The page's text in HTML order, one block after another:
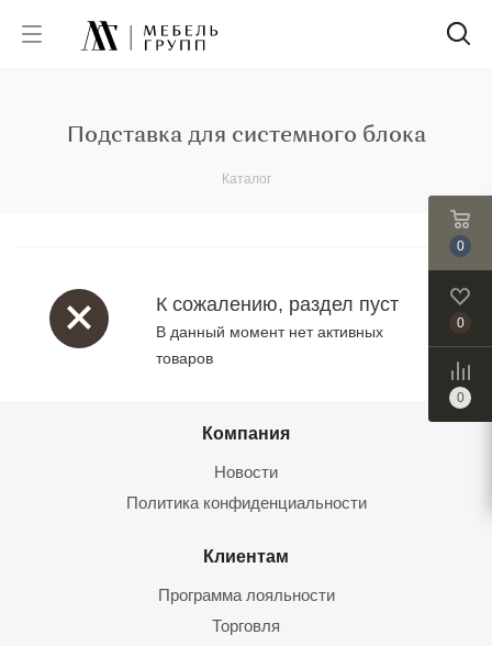
Подставка для системного блока
Каталог
К сожалению, раздел пуст
В данный момент нет активных
товаров
Компания
Новости
Политика конфиденциальности
Клиентам
Программа лояльности
Торговля
0
0
0